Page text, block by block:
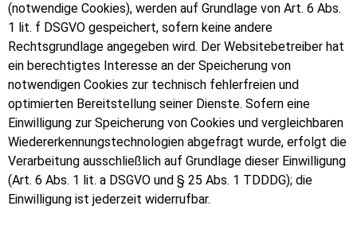
(notwendige Cookies), werden auf Grundlage von Art. 6 Abs.
1 lit. f DSGVO gespeichert, sofern keine andere
Rechtsgrundlage angegeben wird. Der Websitebetreiber hat
ein berechtigtes Interesse an der Speicherung von
notwendigen Cookies zur technisch fehlerfreien und
optimierten Bereitstellung seiner Dienste. Sofern eine
Einwilligung zur Speicherung von Cookies und vergleichbaren
Wiedererkennungstechnologien abgefragt wurde, erfolgt die
Verarbeitung ausschließlich auf Grundlage dieser Einwilligung
(Art. 6 Abs. 1 lit. a DSGVO und § 25 Abs. 1 TDDDG); die
Einwilligung ist jederzeit widerrufbar.